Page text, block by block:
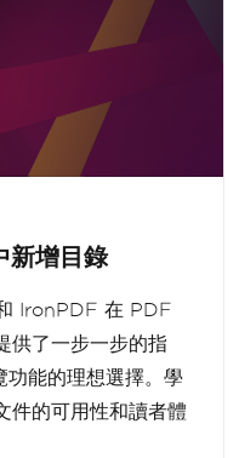
增目錄
IronPDF 在 PDF
供了一步一步的指
能的理想選擇。學
件的可用性和讀者體